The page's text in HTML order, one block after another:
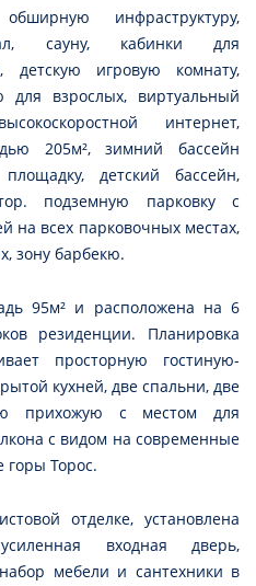
инфраструктуру,
сауну, кабинки для
детскую игровую комнату,
взрослых, виртуальный
интернет,
205м², зимний бассейн
детский бассейн,
подземную парковку с
на всех парковочных местах,
зону барбекю.
95м² и расположена на 6
резиденции. Планировка
просторную гостиную-
кухней, две спальни, две
прихожую с местом для
с видом на современные
горы Торос.
отделке, установлена
входная дверь,
мебели и сантехники в